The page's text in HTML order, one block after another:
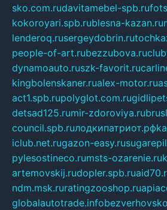
sko.com.rudavitamebel-spb.ru
kokoroyari.spb.rublesna-kazan.ru
lenderoq.rusergeydobrin.ru
people-of-art.rubezzubova.ru
dynamoauto.ruszk-favorit.ru
kingbolenskaner.rualex-motor.ru
act1.spb.rupolyglot.com.ru
detsad125.rumir-zdoroviya.ru
council.spb.ruлодкипатриот.рф
iclub.net.rugazon-easy.ru
pylesostineco.rumsts-ozarenie.ru
artemovskij.rudopler.spb.ru
ndm.msk.ruratingzooshop.ru
globalautotrade.info